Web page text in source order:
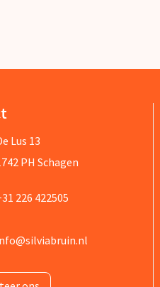
Lus 13
PH Schagen
226 422505